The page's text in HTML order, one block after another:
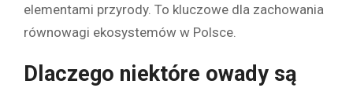
elementami przyrody. To kluczowe dla zachowania
równowagi ekosystemów w Polsce.
Dlaczego niektóre owady są